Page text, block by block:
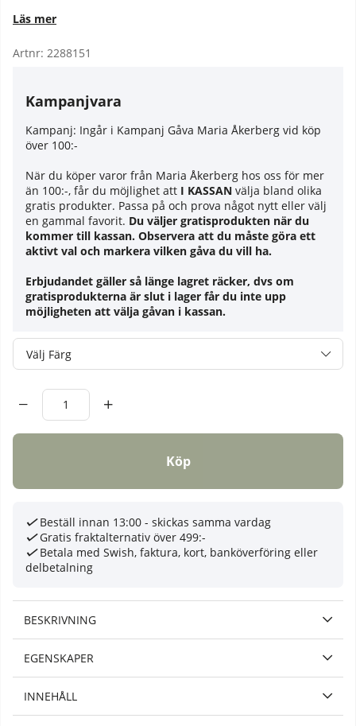
Läs mer
Artnr: 2288151
Kampanjvara
Kampanj: Ingår i Kampanj Gåva Maria Åkerberg vid köp
över 100:-
När du köper varor från Maria Åkerberg hos oss för mer
än 100:-, får du möjlighet att I KASSAN välja bland olika
gratis produkter. Passa på och prova något nytt eller välj
en gammal favorit. Du väljer gratisprodukten när du
kommer till kassan. Observera att du måste göra ett
aktivt val och markera vilken gåva du vill ha.
Erbjudandet gäller så länge lagret räcker, dvs om
gratisprodukterna är slut i lager får du inte upp
möjligheten att välja gåvan i kassan.
Färg
Köp
Beställ innan 13:00 - skickas samma vardag
Gratis fraktalternativ över 499:-
Betala med Swish, faktura, kort, banköverföring eller
delbetalning
BESKRIVNING
EGENSKAPER
INNEHÅLL